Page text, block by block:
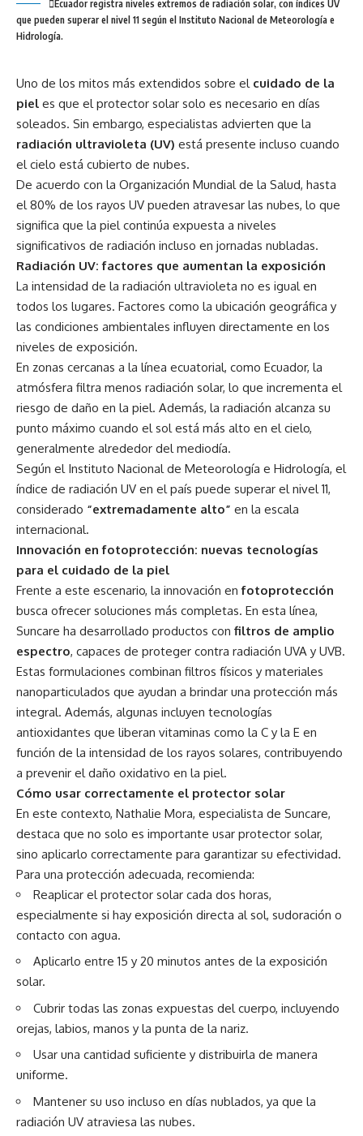
Ecuador registra niveles extremos de radiación solar, con índices UV
que pueden superar el nivel 11 según el Instituto Nacional de Meteorología e
Hidrología.
Uno de los mitos más extendidos sobre el cuidado de la
piel es que el protector solar solo es necesario en días
soleados. Sin embargo, especialistas advierten que la
radiación ultravioleta (UV) está presente incluso cuando
el cielo está cubierto de nubes.
De acuerdo con la Organización Mundial de la Salud, hasta
el 80% de los rayos UV pueden atravesar las nubes, lo que
significa que la piel continúa expuesta a niveles
significativos de radiación incluso en jornadas nubladas.
Radiación UV: factores que aumentan la exposición
La intensidad de la radiación ultravioleta no es igual en
todos los lugares. Factores como la ubicación geográfica y
las condiciones ambientales influyen directamente en los
niveles de exposición.
En zonas cercanas a la línea ecuatorial, como Ecuador, la
atmósfera filtra menos radiación solar, lo que incrementa el
riesgo de daño en la piel. Además, la radiación alcanza su
punto máximo cuando el sol está más alto en el cielo,
generalmente alrededor del mediodía.
Según el Instituto Nacional de Meteorología e Hidrología, el
índice de radiación UV en el país puede superar el nivel 11,
considerado “extremadamente alto” en la escala
internacional.
Innovación en fotoprotección: nuevas tecnologías
para el cuidado de la piel
Frente a este escenario, la innovación enfotoprotección
busca ofrecer soluciones más completas. En esta línea,
Suncare ha desarrollado productos con filtros de amplio
espectro, capaces de proteger contra radiación UVA y UVB.
Estas formulaciones combinan filtros físicos y materiales
nanoparticulados que ayudan a brindar una protección más
integral. Además, algunas incluyen tecnologías
antioxidantes que liberan vitaminas como la C y la E en
función de la intensidad de los rayos solares, contribuyendo
a prevenir el daño oxidativo en la piel.
Cómo usar correctamente el protector solar
En este contexto, Nathalie Mora, especialista de Suncare,
destaca que no solo es importante usar protector solar,
sino aplicarlo correctamente para garantizar su efectividad.
Para una protección adecuada, recomienda:
Reaplicar el protector solar cada dos horas,
especialmente si hay exposición directa al sol, sudoración o
contacto con agua.
Aplicarlo entre 15 y 20 minutos antes de la exposición
solar.
Cubrir todas las zonas expuestas del cuerpo, incluyendo
orejas, labios, manos y la punta de la nariz.
Usar una cantidad suficiente y distribuirla de manera
uniforme.
Mantener su uso incluso en días nublados, ya que la
radiación UV atraviesa las nubes.